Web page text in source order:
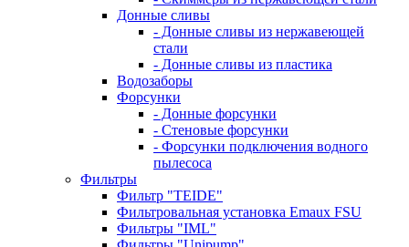
Донные сливы
- Донные сливы из нержавеющей
стали
- Донные сливы из пластика
Водозаборы
Форсунки
- Донные форсунки
- Стеновые форсунки
- Форсунки подключения водного
пылесоса
Фильтры
Фильтр "TEIDE"
Фильтровальная установка Emaux FSU
Фильтры "IML"